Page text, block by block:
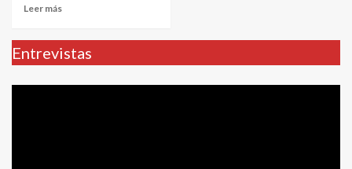
Leer más
Entrevistas